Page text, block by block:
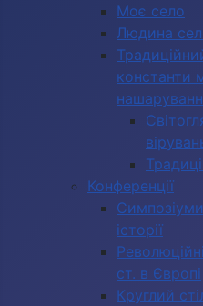
Моє село
Людина
константи
Конференції
історії
ст. в Європі
Круглий